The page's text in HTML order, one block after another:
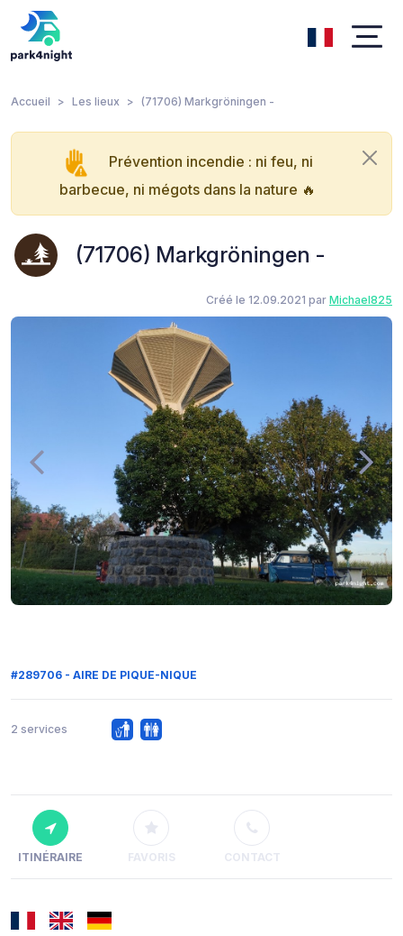
Accueil Les lieux (71706) Markgröningen -
Prévention incendie : ni feu, ni
barbecue, ni mégots dans la nature 🔥
(71706) Markgröningen -
Créé le 12.09.2021 par Michael825
#289706 - AIRE DE PIQUE-NIQUE
2 services
ITINÉRAIRE FAVORIS CONTACT